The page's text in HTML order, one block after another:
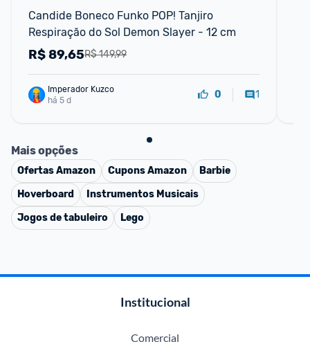
Candide Boneco Funko POP! Tanjiro
Respiração do Sol Demon Slayer - 12 cm
R$ 149,99
R$89,65
Imperador Kuzco
há 5 d
0 1
Mais opções
OfertasAmazon CuponsAmazon
Barbie
Hoverboard
Instrumentos Musicais
Jogos de tabuleiro
Lego
Institucional
Comercial